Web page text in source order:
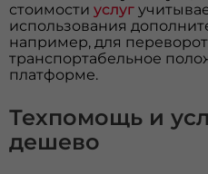
стоимостиуслуг
использования
например, для
транспортабельное
платформе.
Техпомощь и
дешево